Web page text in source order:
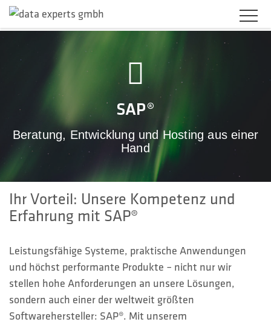
KARRIERE
UNTERNEHMEN
KUNDENBEREICH
HOTLINES
Suche
SAP®
Beratung, Entwicklung und Hosting aus einer
Hand
Ihr Vorteil: Unsere Kompetenz und
Erfahrung mit SAP®
Leistungsfähige Systeme, praktische Anwendungen
und höchst performante Produkte – nicht nur wir
stellen hohe Anforderungen an unsere Lösungen,
sondern auch einer der weltweit größten
Softwarehersteller: SAP®. Mit unserem